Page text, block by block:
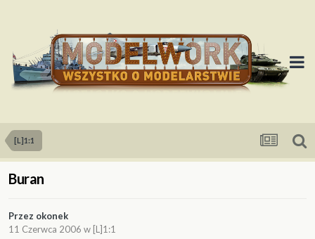
[L]1:1
Buran
Przez okonek
11 Czerwca 2006 w [L]1:1